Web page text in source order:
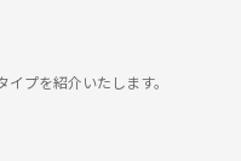
プを紹介いたします。